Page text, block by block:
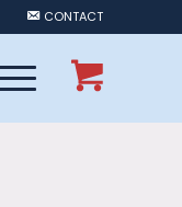
CONTACT